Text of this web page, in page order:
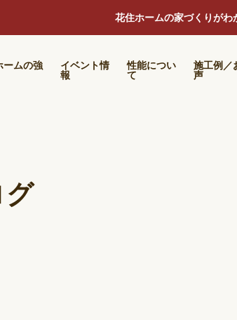
花住ホームの家づくりが
ームの強 イベント情
報
性能につい
て
施工例／
声